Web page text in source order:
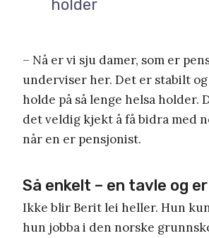
holder
– Nå er vi sju damer, som er
underviser her. Det er stabilt og
holde på så lenge helsa holder.
det veldig kjekt å få bidra med
når en er pensjonist.
Så enkelt – en tavle og
Ikke blir Berit lei heller. Hun
hun jobba i den norske